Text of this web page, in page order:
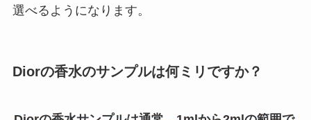
選べるようになります。
Diorの香水のサンプルは何ミリですか？